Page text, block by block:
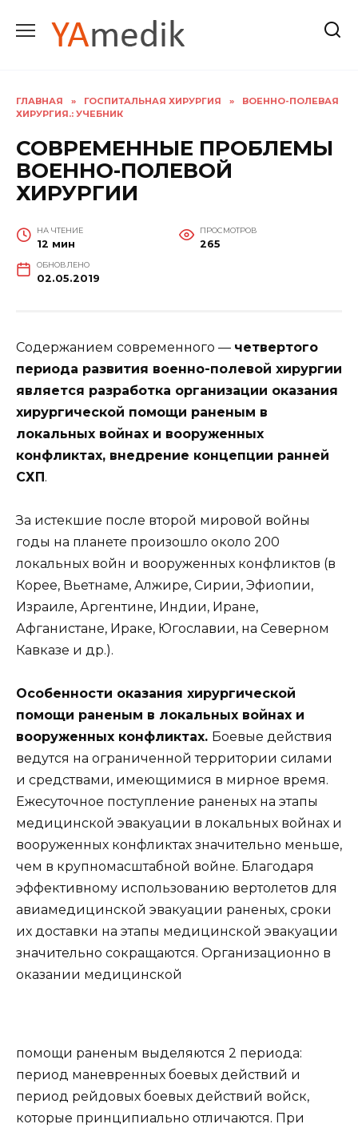
содержанию
ГЛАВНАЯ » ГОСПИТАЛЬНАЯ ХИРУРГИЯ »
ВОЕННО-ПОЛЕВАЯ
ХИРУРГИЯ.: УЧЕБНИК
СОВРЕМЕННЫЕ ПРОБЛЕМЫ
ВОЕННО-ПОЛЕВОЙ
ХИРУРГИИ
НА ЧТЕНИЕ
12 мин
ПРОСМОТРОВ
265
ОБНОВЛЕНО
02.05.2019
Содержанием современного — четвертого
периода развития военно-полевой хирургии
является разработка организации оказания
хирургической помощи раненым в
локальных войнах и вооруженных
конфликтах, внедрение концепции ранней
СХП.
За истекшие после второй мировой войны
годы на планете произошло около 200
локальных войн и вооруженных конфликтов (в
Корее, Вьетнаме, Алжире, Сирии, Эфиопии,
Израиле, Аргентине, Индии, Иране,
Афганистане, Ираке, Югославии, на Северном
Кавказе и др.).
Особенности оказания хирургической
помощи раненым в локальных войнах и
вооруженных конфликтах. Боевые действия
ведутся на ограниченной территории силами
и средствами, имеющимися в мирное время.
Ежесуточное поступление раненых на этапы
медицинской эвакуации в локальных войнах и
вооруженных конфликтах значительно меньше,
чем в крупномасштабной войне. Благодаря
эффективному использованию вертолетов для
авиамедицинской эвакуации раненых, сроки
их доставки на этапы медицинской эвакуации
значительно сокращаются. Организационно в
оказании медицинской
помощи раненым выделяются 2 периода:
период маневренных боевых действий и
период рейдовых боевых действий войск,
которые принципиально отличаются. При